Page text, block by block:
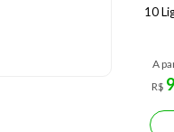
10
A
R$